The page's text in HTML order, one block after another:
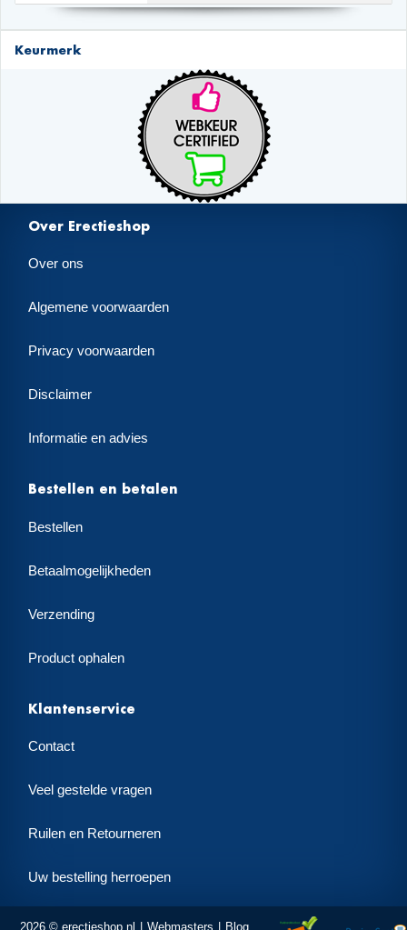
Keurmerk
Over Erectieshop
Over ons
Algemene voorwaarden
Privacy voorwaarden
Disclaimer
Informatie en advies
Bestellen en betalen
Bestellen
Betaalmogelijkheden
Verzending
Product ophalen
Klantenservice
Contact
Veel gestelde vragen
Ruilen en Retourneren
Uw bestelling herroepen
2026 © erectieshop.nl Webmasters Blog